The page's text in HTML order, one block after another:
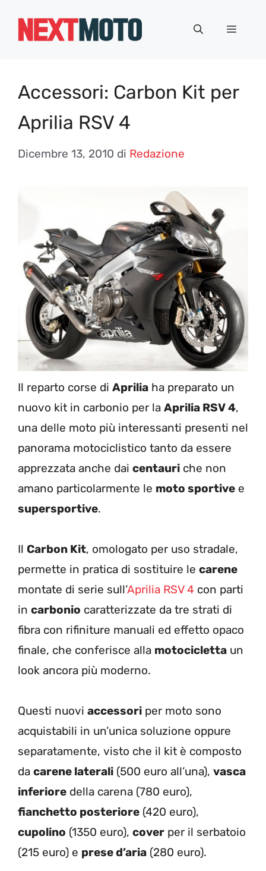
Menu
Accessori: Carbon Kit per
Aprilia RSV 4
Dicembre 13, 2010 di Redazione
Il reparto corse di Aprilia ha preparato un
nuovo kit in carbonio per la Aprilia RSV 4,
una delle moto più interessanti presenti nel
panorama motociclistico tanto da essere
apprezzata anche dai centauri che non
amano particolarmente le moto sportive e
supersportive.
Il Carbon Kit, omologato per uso stradale,
permette in pratica di sostituire le carene
montate di serie sull’Aprilia RSV 4 con parti
in carbonio caratterizzate da tre strati di
fibra con rifiniture manuali ed effetto opaco
finale, che conferisce alla motocicletta un
look ancora più moderno.
Questi nuovi accessori per moto sono
acquistabili in un’unica soluzione oppure
separatamente, visto che il kit è composto
da carene laterali (500 euro all’una), vasca
inferiore della carena (780 euro),
fianchetto posteriore (420 euro),
cupolino (1350 euro), cover per il serbatoio
(215 euro) e prese d’aria (280 euro).